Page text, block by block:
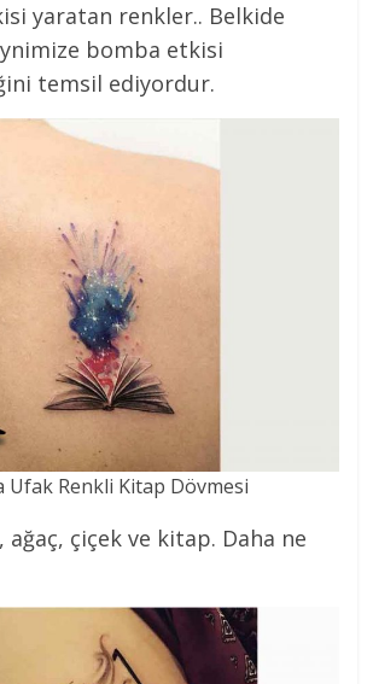
yaratan renkler.. Belkide
bomba etkisi
temsil ediyordur.
Ufak Renkli Kitap Dövmesi
ağaç, çiçek ve kitap. Daha ne